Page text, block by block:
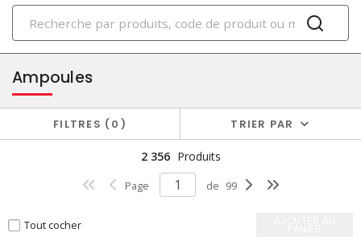
PRODUITS
éclairage
Ampoules
FILTRES 0 TRIER PAR
2 356 Produits
Page de 99
Tout cocher